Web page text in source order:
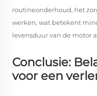
routineonderhoud, het
werken, wat betekent
levensduur van de motor
Conclusie:
voor een